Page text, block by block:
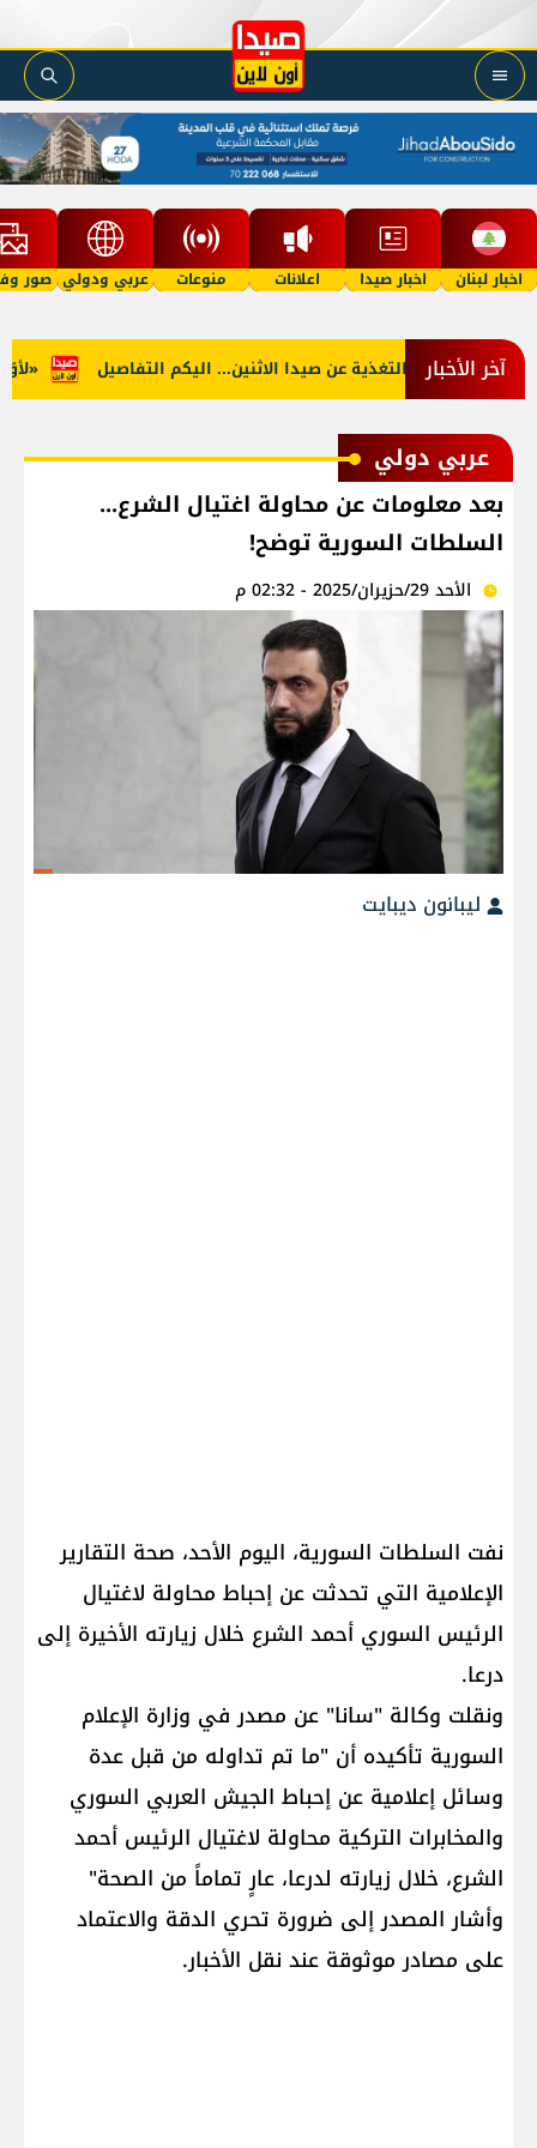
اخبار لبنان اخبار صيدا اعلانات منوعات عربي ودولي صور
آخر الأخبار «لأوّل توقف التغذية عن صيدا الاثنين... اليكم التفاصيل
عربي دولي
بعد معلومات عن محاولة اغتيال الشرع...
السلطات السورية توضح!
الأحد 29/حزيران/2025 - 02:32 م
ليبانون ديبايت
نفت السلطات السورية، اليوم الأحد، صحة التقارير
الإعلامية التي تحدثت عن إحباط محاولة لاغتيال
الرئيس السوري أحمد الشرع خلال زيارته الأخيرة إلى
درعا.
ونقلت وكالة "سانا" عن مصدر في وزارة الإعلام
السورية تأكيده أن "ما تم تداوله من قبل عدة
وسائل إعلامية عن إحباط الجيش العربي السوري
والمخابرات التركية محاولة لاغتيال الرئيس أحمد
الشرع، خلال زيارته لدرعا، عارٍ تماماً من الصحة"
وأشار المصدر إلى ضرورة تحري الدقة والاعتماد
على مصادر موثوقة عند نقل الأخبار.